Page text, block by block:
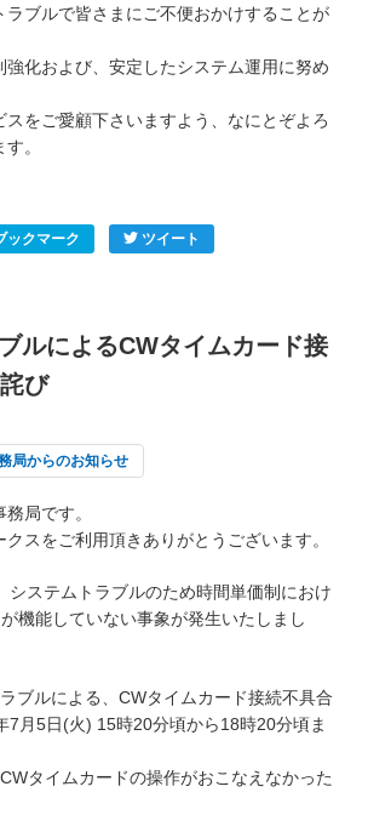
ラブルで皆さまにご不便おかけすることが
強化および、安定したシステム運用に努め
スをご愛顧下さいますよう、なにとぞよろ
。
ックマーク ツイート
ルによるCWタイムカード接
び
局からのお知らせ
局です。
スをご利用頂きありがとうございます。
システムトラブルのため時間単価制におけ
機能していない事象が発生いたしまし
ブルによる、CWタイムカード接続不具合
7月5日(火) 15時20分頃から18時20分頃ま
タイムカードの操作がおこなえなかった